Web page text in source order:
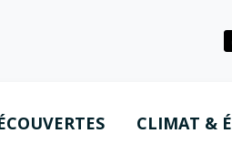
CLIMAT &